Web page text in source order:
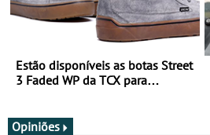
Estão disponíveis as botas Street
3 Faded WP da TCX para
Opiniões